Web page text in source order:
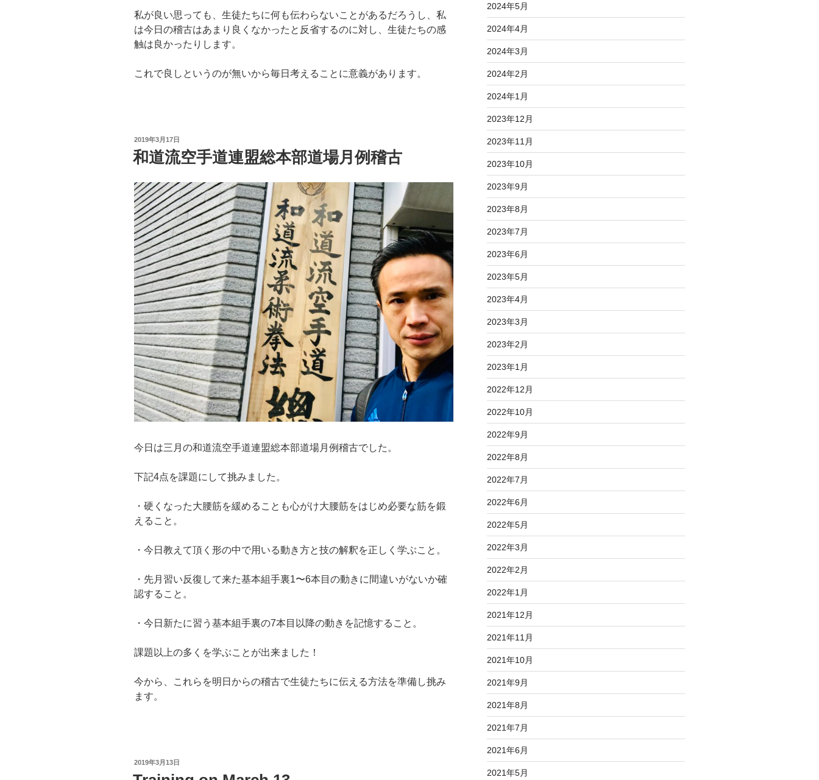
私が良い思っても、生徒たちに何も伝わらないことがあるだろうし、私
は今日の稽古はあまり良くなかったと反省するのに対し、生徒たちの感
触は良かったりします。
これで良しというのが無いから毎日考えることに意義があります。
投
稿
日:
2019年3月17日
和道流空手道連盟総本部道場月例稽古
今日は三月の和道流空手道連盟総本部道場月例稽古でした。
下記4点を課題にして挑みました。
・硬くなった大腰筋を緩めることも心がけ大腰筋をはじめ必要な筋を鍛
えること。
・今日教えて頂く形の中で用いる動き方と技の解釈を正しく学ぶこと。
・先月習い反復して来た基本組手裏1〜6本目の動きに間違いがないか確
認すること。
・今日新たに習う基本組手裏の7本目以降の動きを記憶すること。
課題以上の多くを学ぶことが出来ました！
今から、これらを明日からの稽古で生徒たちに伝える方法を準備し挑み
ます。
投
2019年3月13日
2024年5月
2024年4月
2024年3月
2024年2月
2024年1月
2023年12月
2023年11月
2023年10月
2023年9月
2023年8月
2023年7月
2023年6月
2023年5月
2023年4月
2023年3月
2023年2月
2023年1月
2022年12月
2022年10月
2022年9月
2022年8月
2022年7月
2022年6月
2022年5月
2022年3月
2022年2月
2022年1月
2021年12月
2021年11月
2021年10月
2021年9月
2021年8月
2021年7月
2021年6月
2021年5月